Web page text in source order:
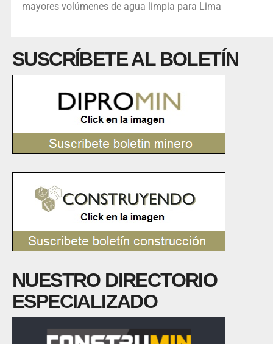
mayores volúmenes de agua limpia para Lima
SUSCRÍBETE AL BOLETÍN
NUESTRO DIRECTORIO
ESPECIALIZADO